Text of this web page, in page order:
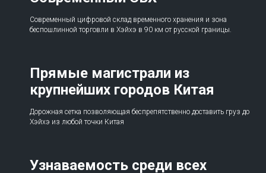
Современный цифровой склад временного хранения и зона
беспошлинной торговли в Хэйхэ в 90 км от русской границы.
Прямые магистрали из
крупнейших городов Китая
Дорожная сетка позволяющая беспрепятственно доставить груз до
Хэйхэ из любой точки Китая
Узнаваемость среди всех